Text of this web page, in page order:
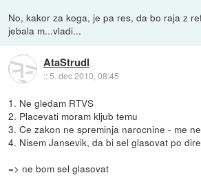
No, kakor za koga, je pa res, da bo raja z
jebala m...vladi...
AtaStrudl
::5. dec 2010, 08:45
1. Ne gledam RTVS
2. Placevati moram kljub temu
3. Ce zakon ne spreminja narocnine - me
4. Nisem Jansevik, da bi sel glasovat po
=> ne bom sel glasovat